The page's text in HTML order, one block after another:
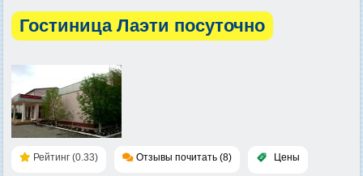
Гостиница Лаэти посуточно
Рейтинг (0.33) Отзывы почитать (8) Цены